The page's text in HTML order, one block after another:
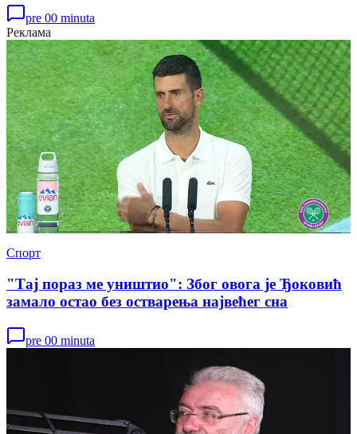
pre 00 minuta
Реклама
Спорт
"Тај пораз ме уништио": Због овога је Ђоковић
замало остао без остварења највећег сна
pre 00 minuta